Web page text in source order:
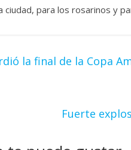
ciudad, para los rosarinos y
la final de la Copa
Fuerte